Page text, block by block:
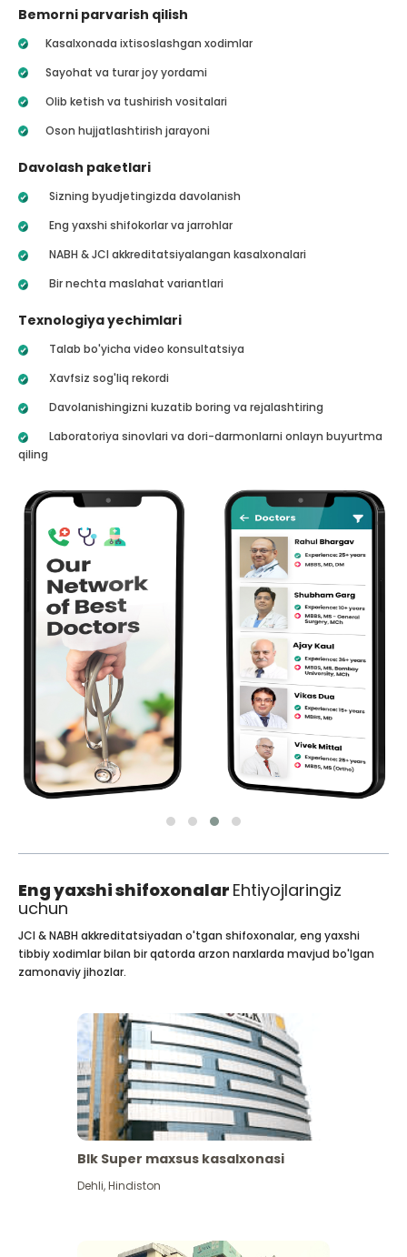
Bemorni parvarish qilish
Kasalxonada ixtisoslashgan xodimlar
Sayohat va turar joy yordami
Olib ketish va tushirish vositalari
Oson hujjatlashtirish jarayoni
Davolash paketlari
Sizning byudjetingizda davolanish
Eng yaxshi shifokorlar va jarrohlar
NABH & JCI akkreditatsiyalangan kasalxonalari
Bir nechta maslahat variantlari
Texnologiya yechimlari
Talab bo'yicha video konsultatsiya
Xavfsiz sog'liq rekordi
Davolanishingizni kuzatib boring va rejalashtiring
Laboratoriya sinovlari va dori-darmonlarni onlayn buyurtma
qiling
Eng yaxshi shifoxonalar Ehtiyojlaringiz
uchun
JCI & NABH akkreditatsiyadan o'tgan shifoxonalar, eng yaxshi
tibbiy xodimlar bilan bir qatorda arzon narxlarda mavjud bo'lgan
zamonaviy jihozlar.
Blk Super maxsus kasalxonasi
Dehli,Hindiston